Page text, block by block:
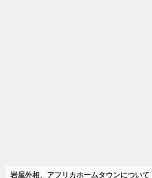
岩屋外相、アフリカホームタウンについ